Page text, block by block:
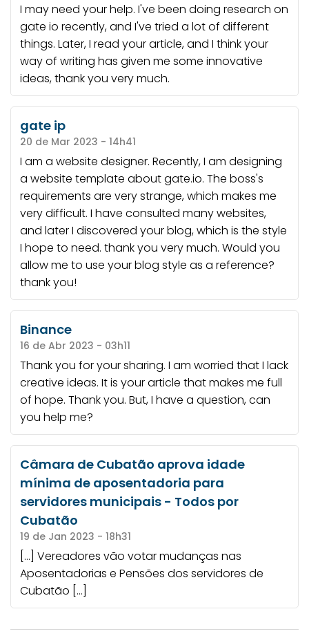
I may need your help. I've been doing research on
gate io recently, and I've tried a lot of different
things. Later, I read your article, and I think your
way of writing has given me some innovative
ideas, thank you very much.
gate ip
20 de Mar 2023 - 14h41
I am a website designer. Recently, I am designing
a website template about gate.io. The boss's
requirements are very strange, which makes me
very difficult. I have consulted many websites,
and later I discovered your blog, which is the style
I hope to need. thank you very much. Would you
allow me to use your blog style as a reference?
thank you!
Binance
16 de Abr 2023 - 03h11
Thank you for your sharing. I am worried that I lack
creative ideas. It is your article that makes me full
of hope. Thank you. But, I have a question, can
you help me?
Câmara de Cubatão aprova idade
mínima de aposentadoria para
servidores municipais - Todos por
Cubatão
19 de Jan 2023 - 18h31
[…] Vereadores vão votar mudanças nas
Aposentadorias e Pensões dos servidores de
Cubatão […]